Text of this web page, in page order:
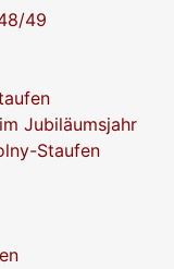
49
Jubiläumsjahr
Staufen